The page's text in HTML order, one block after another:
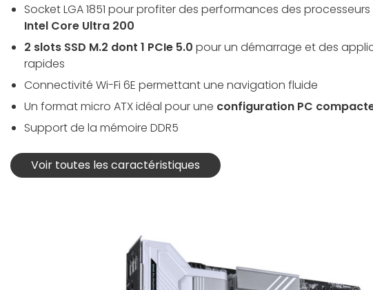
Socket LGA 1851 pour profiter des performances des
Intel Core Ultra 200
2 slots SSD M.2 dont 1 PCIe 5.0 pour un démarrage et des
rapides
Connectivité Wi-Fi 6E permettant une navigation fluide
Un format micro ATX idéal pour une configuration PC
Support de la mémoire DDR5
Voir toutes les caractéristiques